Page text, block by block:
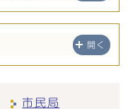
開く
市民局